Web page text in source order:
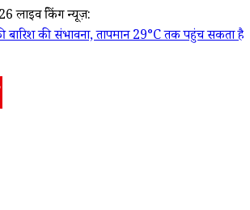
लाइव ब्रेकिंग न्यूज़:
तापमान 29°C तक पहुंच सकता है|Dahi